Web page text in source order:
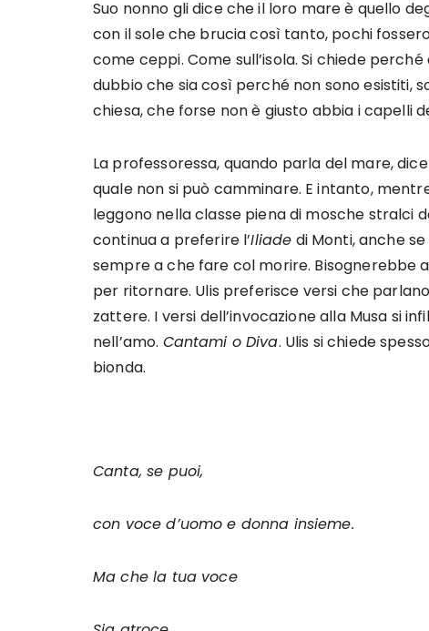
Suo nonno gli dice che il loro mare è quello
con il sole che brucia così tanto, pochi
come ceppi. Come sull’isola. Si chiede
dubbio che sia così perché non sono esistiti,
chiesa, che forse non è giusto abbia i capelli
La professoressa, quando parla del mare,
quale non si può camminare. E intanto,
leggono nella classe piena di mosche stralci
continua a preferire l’Iliade di Monti, anche
sempre a che fare col morire. Bisognerebbe
per ritornare. Ulis preferisce versi che
zattere. I versi dell’invocazione alla Musa si
nell’amo. Cantami o Diva. Ulis si chiede
bionda.
Canta, se puoi,
con voce d’uomo e donna insieme.
Ma che la tua voce